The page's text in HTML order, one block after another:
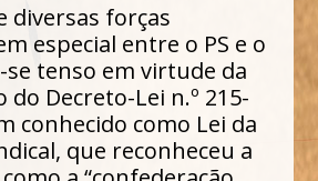
diversas forças
especial entre o PS e o
se tenso em virtude da
do Decreto-Lei n.º 215-
conhecido como Lei da
que reconheceu a